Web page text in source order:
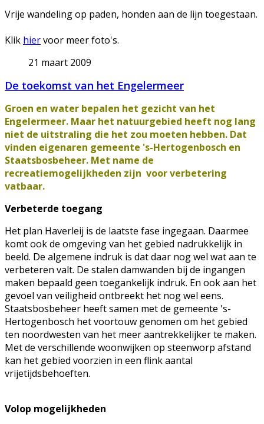
Vrije wandeling op paden, honden aan de lijn toegestaan.
Klik hiervoor meer foto's.
21 maart 2009
De toekomst van het Engelermeer
Groen en water bepalen het gezicht van het
Engelermeer. Maar het natuurgebied heeft nog lang
niet de uitstraling die het zou moeten hebben. Dat
vinden eigenaren gemeente 's-Hertogenbosch en
Staatsbosbeheer. Met name de
recreatiemogelijkheden zijn voor verbetering
vatbaar.
Verbeterde toegang
Het plan Haverleij is de laatste fase ingegaan. Daarmee
komt ook de omgeving van het gebied nadrukkelijk in
beeld. De algemene indruk is dat daar nog wel wat aan te
verbeteren valt. De stalen damwanden bij de ingangen
maken bepaald geen toegankelijk indruk. En ook aan het
gevoel van veiligheid ontbreekt het nog wel eens.
Staatsbosbeheer heeft samen met de gemeente 's-
Hertogenbosch het voortouw genomen om het gebied
ten noordwesten van het meer aantrekkelijker te maken.
Met de verschillende woonwijken op steenworp afstand
kan het gebied voorzien in een flink aantal
vrijetijdsbehoeften.
Volop mogelijkheden